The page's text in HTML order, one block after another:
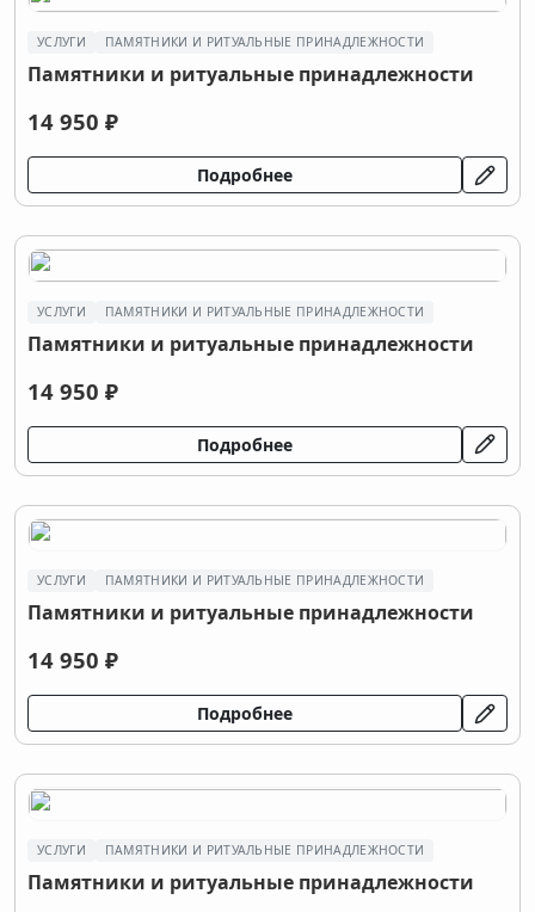
УСЛУГИ ПАМЯТНИКИ И РИТУАЛЬНЫЕ ПРИНАДЛЕЖНОСТИ
Памятники и ритуальные принадлежности
14 950 ₽
Подробнее
УСЛУГИ ПАМЯТНИКИ И РИТУАЛЬНЫЕ ПРИНАДЛЕЖНОСТИ
Памятники и ритуальные принадлежности
14 950 ₽
Подробнее
УСЛУГИ ПАМЯТНИКИ И РИТУАЛЬНЫЕ ПРИНАДЛЕЖНОСТИ
Памятники и ритуальные принадлежности
14 950 ₽
Подробнее
УСЛУГИ ПАМЯТНИКИ И РИТУАЛЬНЫЕ ПРИНАДЛЕЖНОСТИ
Памятники и ритуальные принадлежности